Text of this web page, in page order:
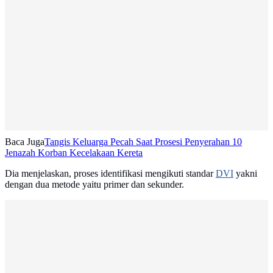
Baca JugaTangis Keluarga Pecah Saat Prosesi Penyerahan 10
Jenazah Korban Kecelakaan Kereta
Dia menjelaskan, proses identifikasi mengikuti standarDVI yakni
dengan dua metode yaitu primer dan sekunder.